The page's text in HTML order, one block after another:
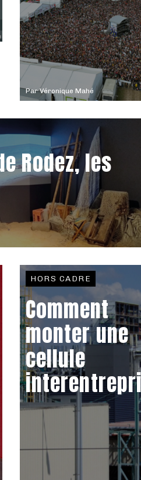
ParVéronique Mahé
Rodez, les
HORS CADRE
Comment
monter une
cellule